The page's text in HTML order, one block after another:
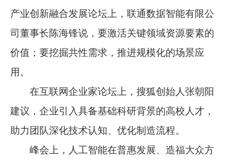
产业创新融合发展论坛上，联通数据智能有限公
司董事长陈海锋说，要激活关键领域资源要素的
价值；要挖掘共性需求，推进规模化的场景应
用。
在互联网企业家论坛上，搜狐创始人张朝阳
建议，企业引入具备基础科研背景的高校人才，
助力团队深化技术认知、优化制造流程。
峰会上，人工智能在普惠发展、造福大众方